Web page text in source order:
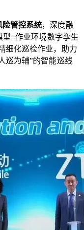
险管控系统，深度融
+作业环境数字孪生
细化巡检作业，助力
巡为辅”的智能巡线